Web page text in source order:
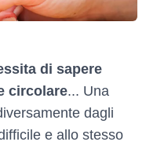
di sapere
circolare... Una
dagli
e allo stesso